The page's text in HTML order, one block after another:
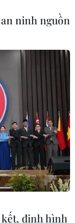
ninh nguồn
kết, định hình